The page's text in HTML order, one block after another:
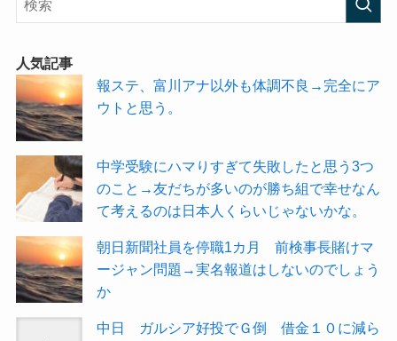
人気記事
報ステ、富川アナ以外も体調不良→完全にア
ウトと思う。
中学受験にハマりすぎて失敗したと思う3つ
のこと→友だちが多いのが勝ち組で幸せなん
て考えるのは日本人くらいじゃないかな。
朝日新聞社員を停職1カ月 前検事長賭けマ
ージャン問題→実名報道はしないのでしょう
か
中日 ガルシア好投でＧ倒 借金１０に減ら